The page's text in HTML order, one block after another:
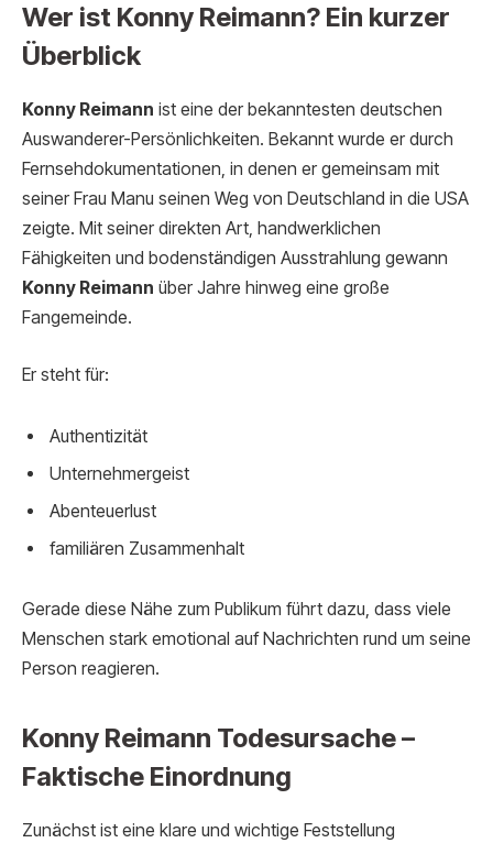
Wer ist Konny Reimann? Ein kurzer
Überblick
Konny Reimann ist eine der bekanntesten deutschen
Auswanderer-Persönlichkeiten. Bekannt wurde er durch
Fernsehdokumentationen, in denen er gemeinsam mit
seiner Frau Manu seinen Weg von Deutschland in die USA
zeigte. Mit seiner direkten Art, handwerklichen
Fähigkeiten und bodenständigen Ausstrahlung gewann
Konny Reimann über Jahre hinweg eine große
Fangemeinde.
Er steht für:
Authentizität
Unternehmergeist
Abenteuerlust
familiären Zusammenhalt
Gerade diese Nähe zum Publikum führt dazu, dass viele
Menschen stark emotional auf Nachrichten rund um seine
Person reagieren.
Konny Reimann Todesursache –
Faktische Einordnung
Zunächst ist eine klare und wichtige Feststellung